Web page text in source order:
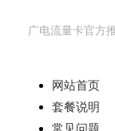
广电流量卡官方
网站首页
套餐说明
常见问题